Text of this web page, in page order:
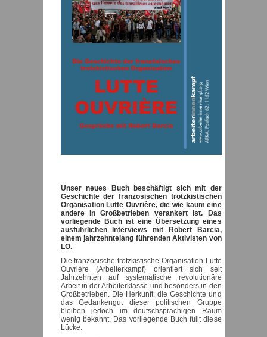
Unser neues Buch beschäftigt sich mit der
Geschichte der französischen trotzkistischen
Organisation Lutte Ouvrière, die wie kaum eine
andere in Großbetrieben verankert ist. Das
vorliegende Buch ist eine Übersetzung eines
ausführlichen Interviews mit Robert Barcia,
einem jahrzehntelang führenden Aktivisten von
LO.
Die französische trotzkistische Organisation Lutte
Ouvrière (Arbeiterkampf) orientiert sich seit
Jahrzehnten auf systematische revolutionäre
Arbeit in der Arbeiterklasse und besonders in den
Großbetrieben. Die Herkunft, die Geschichte und
das Gedankengut dieser politischen Gruppe
bleiben jedoch im deutschsprachigen Raum
wenig bekannt. Das vorliegende Buch füllt diese
Lücke.